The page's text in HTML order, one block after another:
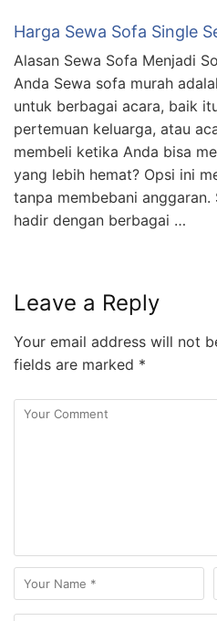
Harga Sewa Sofa Single
Alasan Sewa Sofa Menjadi
Anda Sewa sofa murah
untuk berbagai acara, baik
pertemuan keluarga, atau
membeli ketika Anda bisa
yang lebih hemat? Opsi ini
tanpa membebani
hadir dengan berbagai …
Leave a Reply
Your email address will not
fields are marked *